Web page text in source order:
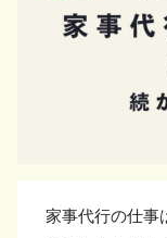
家事代行の仕事